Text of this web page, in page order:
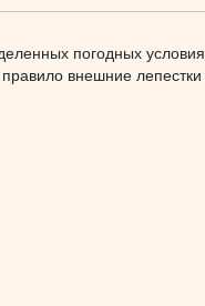
погодных
внешние